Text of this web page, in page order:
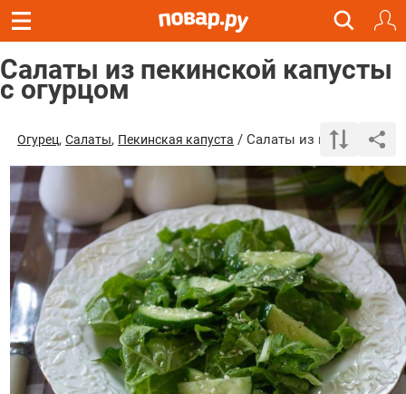
Салаты из пекинской капусты
с огурцом
Огурец, Салаты, Пекинская капуста / Салаты из пекинской